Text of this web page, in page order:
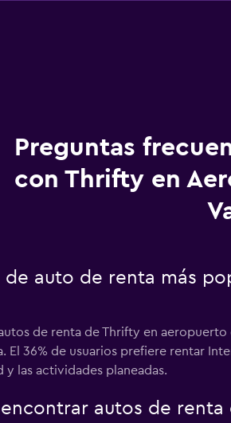
Preguntas
con Thrifty en
de auto de renta más
de renta de Thrifty en
El 36% de usuarios prefiere rentar
las actividades planeadas.
autos de